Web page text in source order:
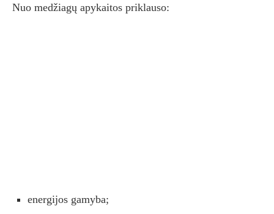
Nuo medžiagų apykaitos priklauso:
energijos gamyba;